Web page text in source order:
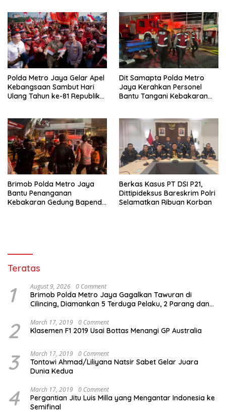
Polda Metro Jaya Gelar Apel
Kebangsaan Sambut Hari
Ulang Tahun ke-81 Republik
Dit Samapta Polda Metro
Jaya Kerahkan Personel
Bantu Tangani Kebakaran
Brimob Polda Metro Jaya
Bantu Penanganan
Kebakaran Gedung Bapenda
Berkas Kasus PT DSI P21,
Dittipideksus Bareskrim Polri
Selamatkan Ribuan Korban
Teratas
1 August 9, 2026 0 Comment
Brimob Polda Metro Jaya Gagalkan Tawuran di
Cilincing, Diamankan 5 Terduga Pelaku, 2 Parang dan
2 March 17, 2019 0 Comment
Klasemen F1 2019 Usai Bottas Menangi GP Australia
3 March 17, 2019 0 Comment
Tontowi Ahmad/Liliyana Natsir Sabet Gelar Juara
Dunia Kedua
4 March 17, 2019 0 Comment
Pergantian Jitu Luis Milla yang Mengantar Indonesia ke
Semifinal